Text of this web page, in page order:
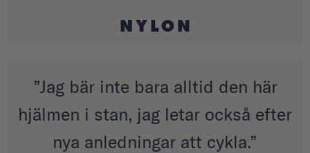
”Jag bär inte bara alltid den här
hjälmen i stan, jag letar också efter
nya anledningar att cykla.”